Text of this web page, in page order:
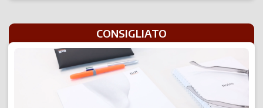
CONSIGLIATO